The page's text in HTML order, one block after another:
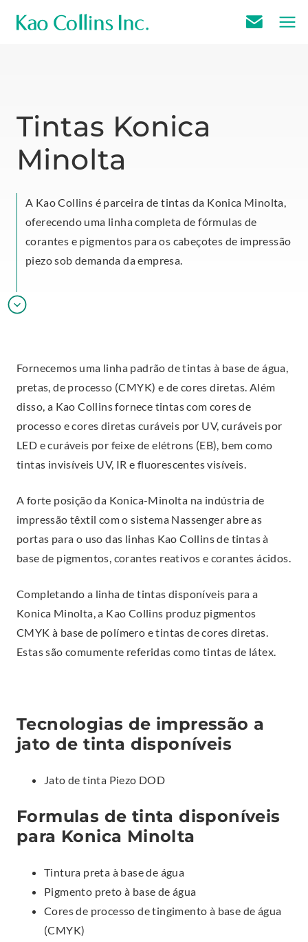
Tintas Konica
Minolta
A Kao Collins é parceira de tintas da Konica Minolta,
oferecendo uma linha completa de fórmulas de
corantes e pigmentos para os cabeçotes de impressão
piezo sob demanda da empresa.
Fornecemos uma linha padrão de tintas à base de água,
pretas, de processo (CMYK) e de cores diretas. Além
disso, a Kao Collins fornece tintas com cores de
processo e cores diretas curáveis por UV, curáveis por
LED e curáveis por feixe de elétrons (EB), bem como
tintas invisíveis UV, IR e fluorescentes visíveis.
A forte posição da Konica-Minolta na indústria de
impressão têxtil com o sistema Nassenger abre as
portas para o uso das linhas Kao Collins de tintas à
base de pigmentos, corantes reativos e corantes ácidos.
Completando a linha de tintas disponíveis para a
Konica Minolta, a Kao Collins produz pigmentos
CMYK à base de polímero e tintas de cores diretas.
Estas são comumente referidas como tintas de látex.
Tecnologias de impressão a
jato de tinta disponíveis
Jato de tinta Piezo DOD
Formulas de tinta disponíveis
para Konica Minolta
Tintura preta à base de água
Pigmento preto à base de água
Cores de processo de tingimento à base de água
(CMYK)